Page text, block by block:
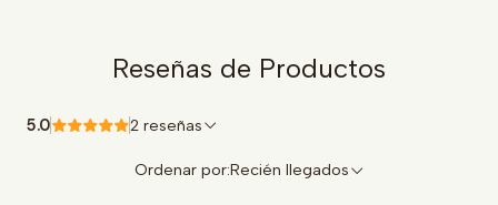
Reseñas de Productos
5.0 2 reseñas
Ordenar por:Recién llegados